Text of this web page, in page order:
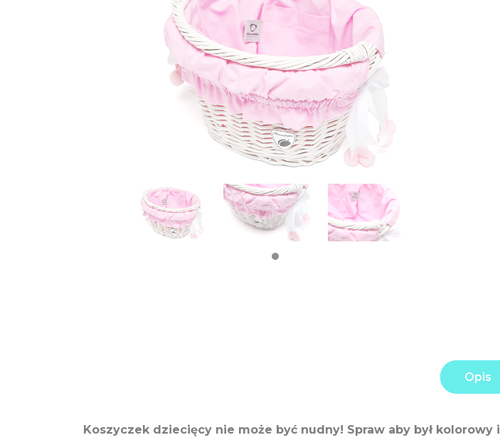
Opis
Koszyczek dziecięcy nie może być nudny! Spraw aby był kolorowy